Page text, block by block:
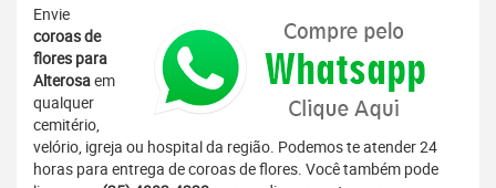
Envie
coroas de
flores para
Alterosaem
qualquer
cemitério,
velório, igreja ou hospital da região. Podemos te atender 24
horas para entrega de coroas de flores. Você também pode